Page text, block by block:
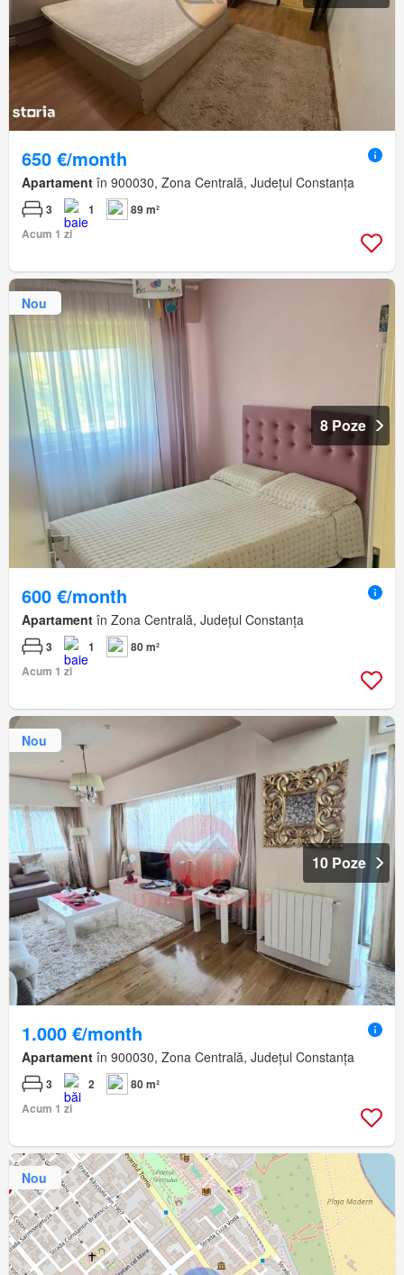
650 €/month
Apartament în 900030, Zona Centrală, Județul Constanța
3 1
89 m²
Acum 1 zi
Nou
8 Poze
600 €/month
Apartament în Zona Centrală, Județul Constanța
3 1
80 m²
Acum 1 zi
Nou
10 Poze
1.000 €/month
Apartament în 900030, Zona Centrală, Județul Constanța
3 2
80 m²
Acum 1 zi
Nou